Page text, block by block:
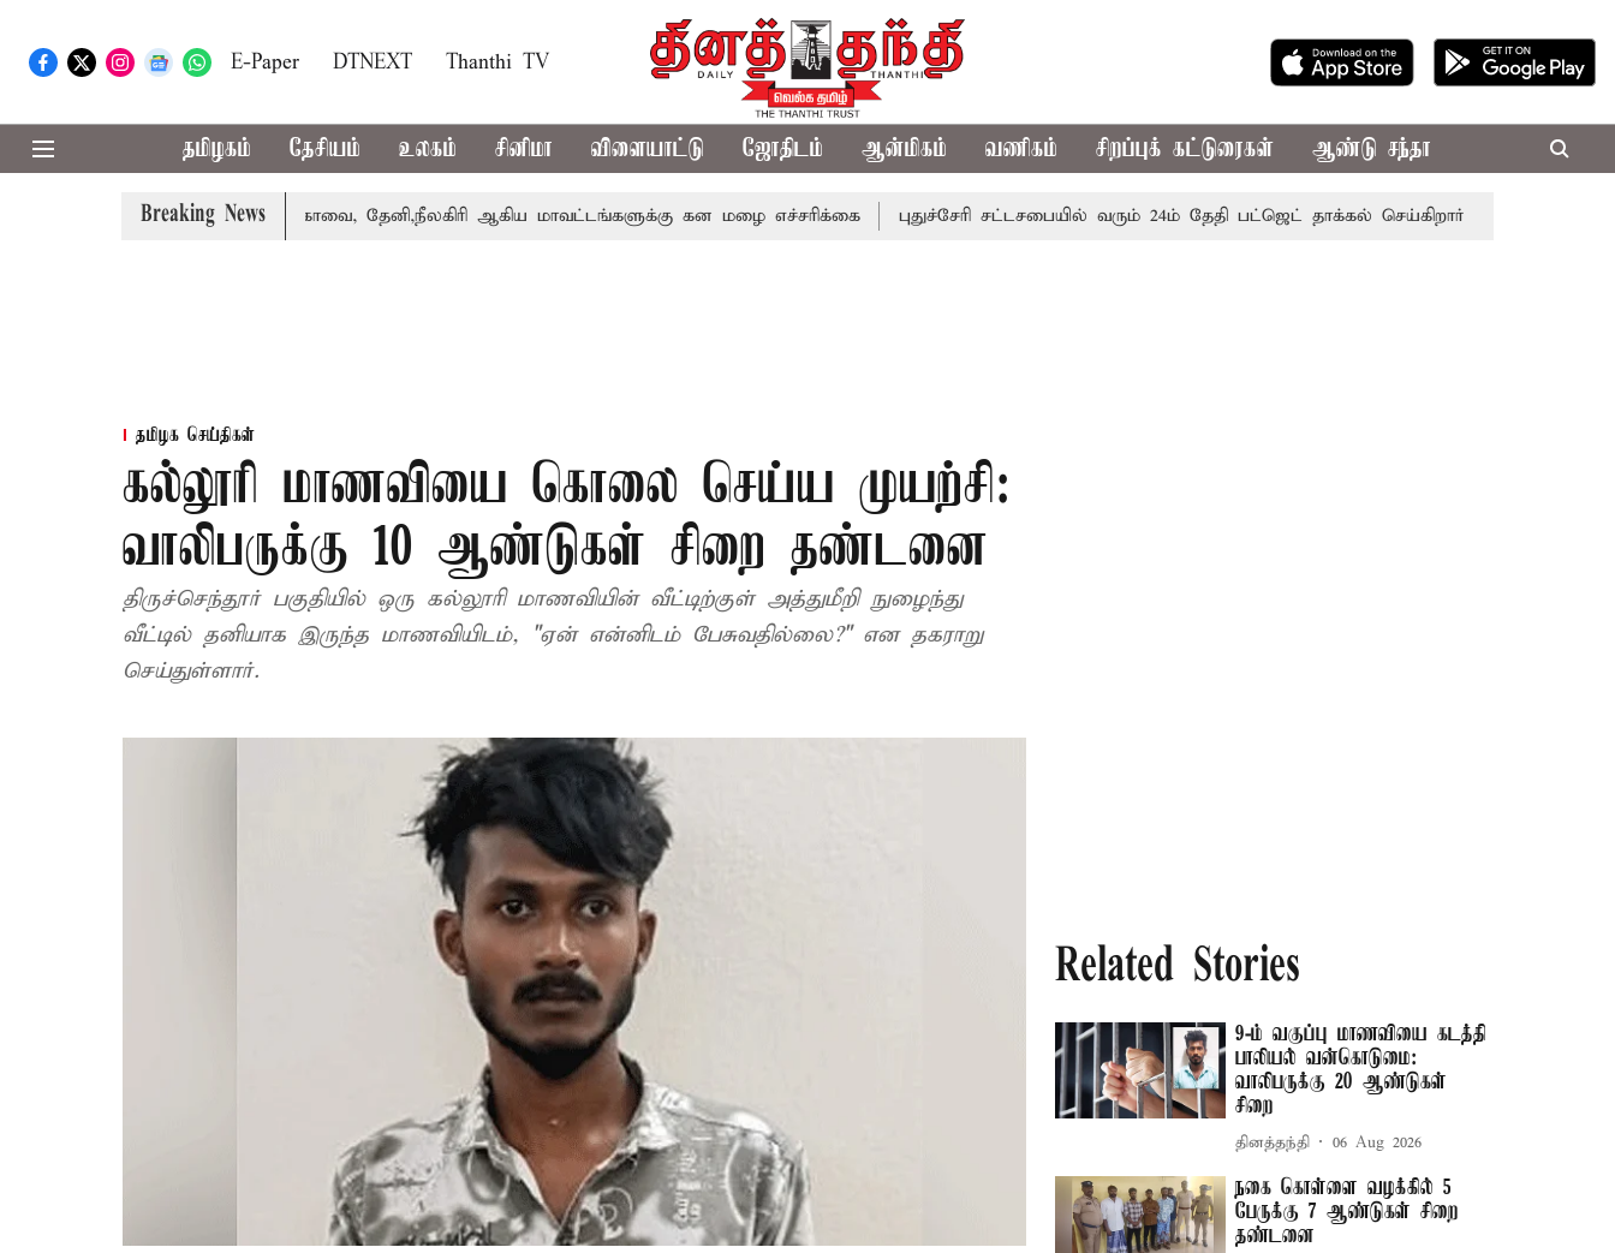
E-Paper DTNEXT Thanthi TV
தமிழகம் தேசியம் உலகம் சினிமா விளையாட்டு ஜோதிடம் ஆன்மிகம் வணிகம் சிறப்புக் கட்டுரைகள் ஆண்டு சந்தா
Breaking News
பெற்றார் சங்கீதா கோவை, தேனி,நீலகிரி ஆகிய மாவட்டங்களுக்கு கன மழை எச்சரிக்கை புதுச்சேரி சட்டசபையில் வரும் 24ம் தேதி பட்ஜெட் தாக்கல் செய்கிறார் முதல்-அமைச்சர் ரங்கசாமி
தமிழக செய்திகள்
கல்லூரி மாணவியை கொலை செய்ய முயற்சி:
வாலிபருக்கு 10 ஆண்டுகள் சிறை தண்டனை
திருச்செந்தூர் பகுதியில் ஒரு கல்லூரி மாணவியின் வீட்டிற்குள் அத்துமீறி நுழைந்து
வீட்டில் தனியாக இருந்த மாணவியிடம், "ஏன் என்னிடம் பேசுவதில்லை?" என தகராறு
செய்துள்ளார்.
Related Stories
9-ம் வகுப்பு மாணவியை கடத்தி
பாலியல் வன்கொடுமை:
வாலிபருக்கு 20 ஆண்டுகள்
சிறை
தினத்தந்தி 06 Aug 2026
நகை கொள்ளை வழக்கில் 5
பேருக்கு 7 ஆண்டுகள் சிறை
தண்டனை